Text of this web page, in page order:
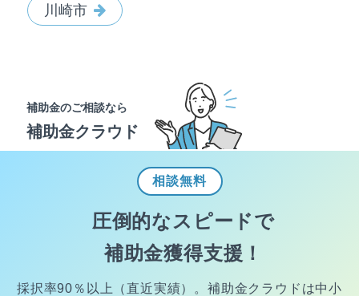
川崎市
補助金のご相談なら
補助金クラウド
相談無料
圧倒的なスピードで
補助金獲得支援！
採択率90％以上（直近実績）。 補助金クラウドは中小